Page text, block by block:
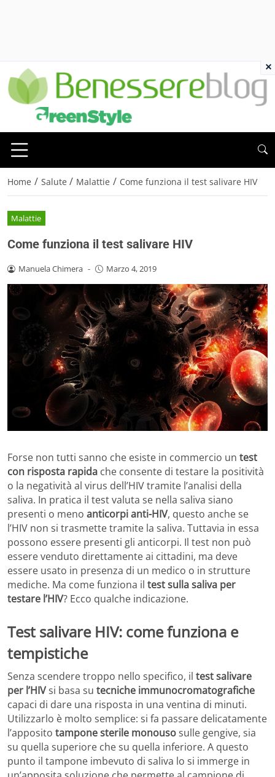
Home / Salute / Malattie / Come funziona il test salivare HIV
Malattie
Come funziona il test salivare HIV
Manuela Chimera - Marzo 4, 2019
Forse non tutti sanno che esiste in commercio un test
con risposta rapida che consente di testare la positività
o la negatività al virus dell’HIV tramite l’analisi della
saliva. In pratica il test valuta se nella saliva siano
presenti o meno anticorpi anti-HIV, questo anche se
l’HIV non si trasmette tramite la saliva. Tuttavia in essa
possono essere presenti gli anticorpi. Il test non può
essere venduto direttamente ai cittadini, ma deve
essere usato in presenza di un medico o in strutture
mediche. Ma come funziona il test sulla saliva per
testare l’HIV? Ecco qualche indicazione.
Test salivare HIV: come funziona e
tempistiche
Senza scendere troppo nello specifico, il test salivare
per l’HIVsi basa su tecniche immunocromatografiche
capaci di dare una risposta in una ventina di minuti.
Utilizzarlo è molto semplice: si fa passare delicatamente
l’apposito tampone sterile monousosulle gengive, sia
su quella superiore che su quella inferiore. A questo
punto il tampone imbevuto di saliva lo si immerge in
×